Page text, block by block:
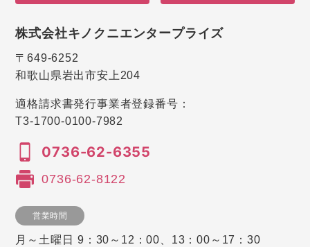
株式会社キノクニエンタープライズ
〒649-6252
和歌山県岩出市安上204
適格請求書発行事業者登録番号：
T3-1700-0100-7982
0736-62-6355
0736-62-8122
営業時間
月～土曜日 9：30～12：00、13：00～17：30